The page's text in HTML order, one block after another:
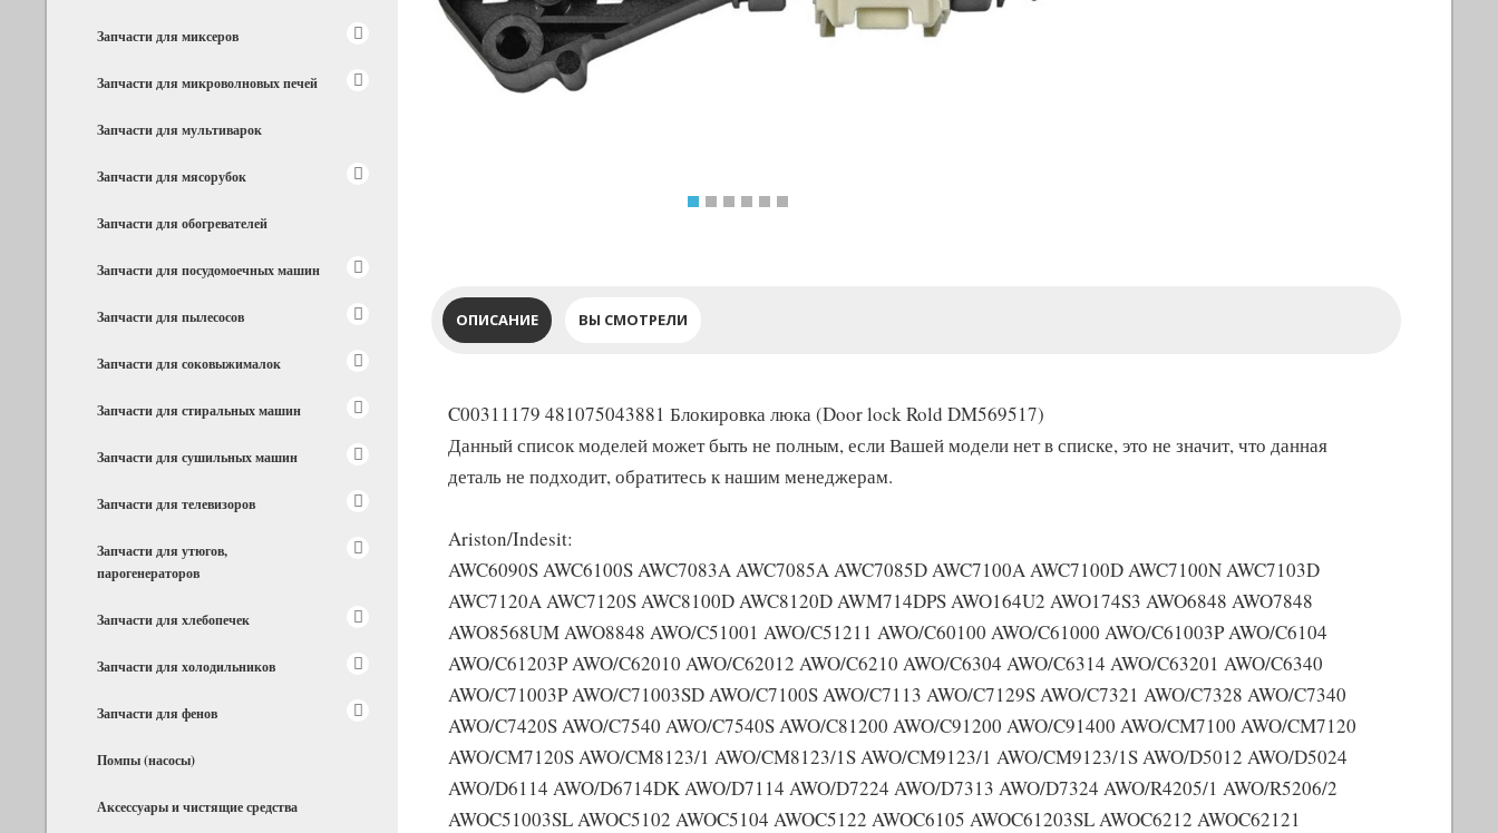
Запчасти для миксеров
Запчасти для микроволновых печей
Запчасти для мультиварок
Запчасти для мясорубок
Запчасти для обогревателей
Запчасти для посудомоечных машин
Запчасти для пылесосов
Запчасти для соковыжималок
Запчасти для стиральных машин
Запчасти для сушильных машин
Запчасти для телевизоров
Запчасти для утюгов,
парогенераторов
Запчасти для хлебопечек
Запчасти для холодильников
Запчасти для фенов
Помпы (насосы)
Аксессуары и чистящие средства
ОПИСАНИЕ ВЫ СМОТРЕЛИ
C00311179 481075043881 Блокировка люка (Door lock Rold DM569517)
Данный список моделей может быть не полным, если Вашей модели нет в списке, это не значит, что данная
деталь не подходит, обратитесь к нашим менеджерам.
Ariston/Indesit:
AWC6090S AWC6100S AWC7083A AWC7085A AWC7085D AWC7100A AWC7100D AWC7100N AWC7103D
AWC7120A AWC7120S AWC8100D AWC8120D AWM714DPS AWO164U2 AWO174S3 AWO6848 AWO7848
AWO8568UM AWO8848 AWO/C51001 AWO/C51211 AWO/C60100 AWO/C61000 AWO/C61003P AWO/C6104
AWO/C61203P AWO/C62010 AWO/C62012 AWO/C6210 AWO/C6304 AWO/C6314 AWO/C63201 AWO/C6340
AWO/C71003P AWO/C71003SD AWO/C7100S AWO/C7113 AWO/C7129S AWO/C7321 AWO/C7328 AWO/C7340
AWO/C7420S AWO/C7540 AWO/C7540S AWO/C81200 AWO/C91200 AWO/C91400 AWO/CM7100 AWO/CM7120
AWO/CM7120S AWO/CM8123/1 AWO/CM8123/1S AWO/CM9123/1 AWO/CM9123/1S AWO/D5012 AWO/D5024
AWO/D6114 AWO/D6714DK AWO/D7114 AWO/D7224 AWO/D7313 AWO/D7324 AWO/R4205/1 AWO/R5206/2
AWOC51003SL AWOC5102 AWOC5104 AWOC5122 AWOC6105 AWOC61203SL AWOC6212 AWOC62121